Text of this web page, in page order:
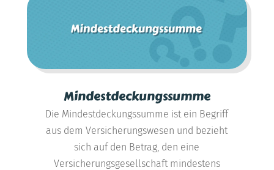
Mindestdeckungssumme
Die Mindestdeckungssumme ist ein Begriff
aus dem Versicherungswesen und bezieht
sich auf den Betrag, den eine
Versicherungsgesellschaft mindestens